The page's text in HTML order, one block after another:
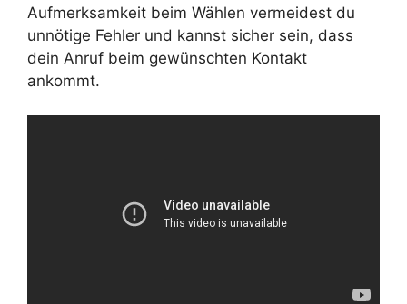
Aufmerksamkeit beim Wählen vermeidest du
unnötige Fehler und kannst sicher sein, dass
dein Anruf beim gewünschten Kontakt
ankommt.